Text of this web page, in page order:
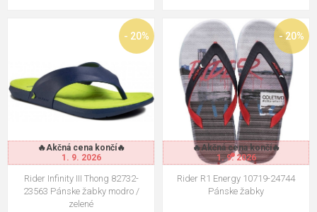
🔥Akčná cena končí🔥
1. 9. 2026
- 20%
Rider Infinity III Thong 82732-
23563 Pánske žabky modro /
zelené
🔥Akčná cena končí🔥
1. 9. 2026
- 20%
Rider R1 Energy 10719-24744
Pánske žabky